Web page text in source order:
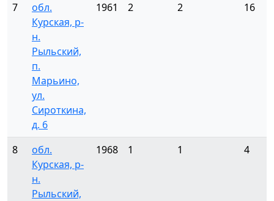
7
обл.
Курская, р-
н.
Рыльский,
п.
Марьино,
ул.
Сироткина,
д. 6
1961 2 2 16
8
обл.
Курская, р-
н.
Рыльский,
1968 1 1 4